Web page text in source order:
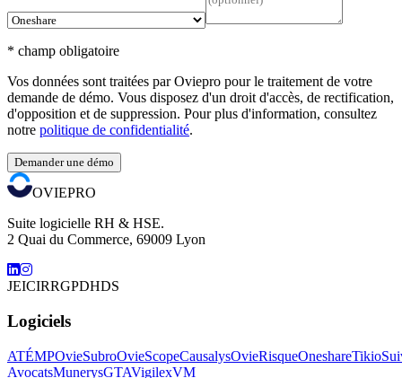
* champ obligatoire
Vos données sont traitées par Oviepro pourle traitement de votre
demande de démo. Vous disposez d'un droit d'accès, de rectification,
d'opposition et de suppression. Pour plus d'information, consultez
notre politique de confidentialité.
Demander une démo
OVIEPRO
Suite logicielle RH & HSE.
2 Quai du Commerce, 69009 Lyon
JEICIRRGPDHDS
Logiciels
ATÉMPOvieSubroOvieScopeCausalysOvieRisqueOneshareTikio
AvocatsMunerysGTAVigilexVM